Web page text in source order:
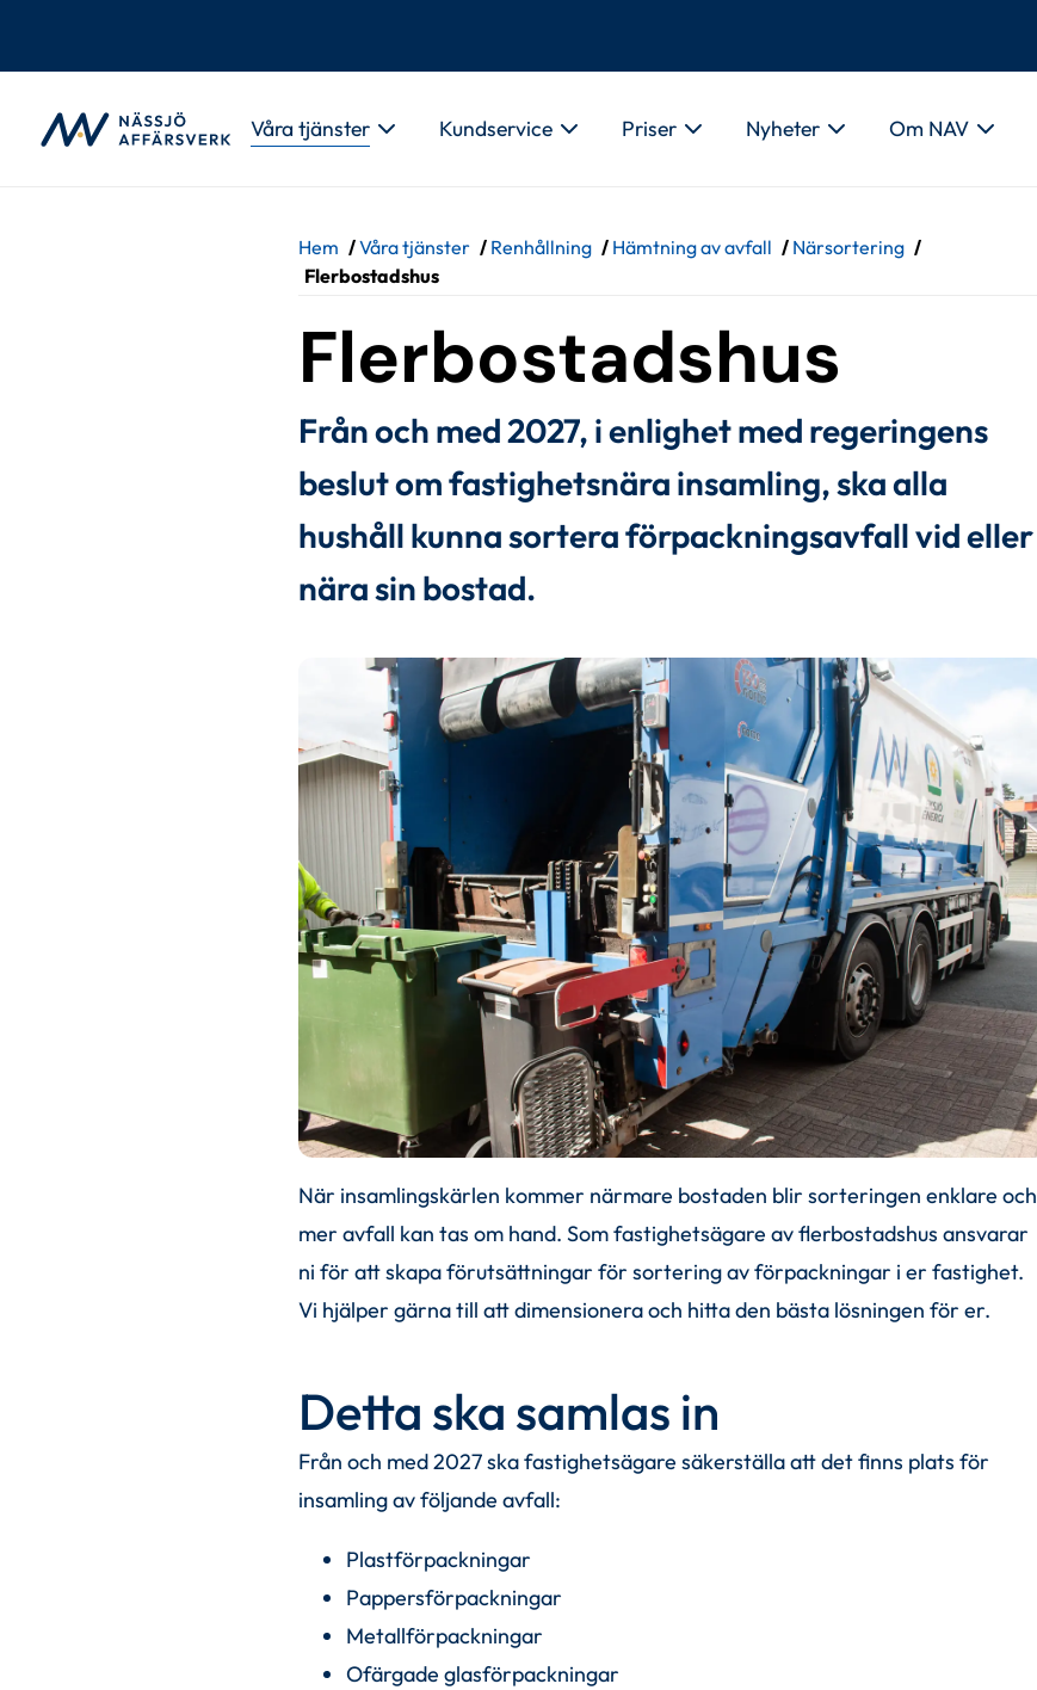
Våra tjänster Kundservice Priser Nyheter Om NAV
Hem /Våra tjänster / Renhållning / Hämtning av avfall / Närsortering /
Flerbostadshus
Flerbostadshus
Från och med 2027, i enlighet med regeringens
beslut om fastighetsnära insamling, ska alla
hushåll kunna sortera förpackningsavfall vid eller
nära sin bostad.
När insamlingskärlen kommer närmare bostaden blir sorteringen enklare och
mer avfall kan tas om hand. Som fastighetsägare av flerbostadshus ansvarar
ni för att skapa förutsättningar för sortering av förpackningar i er fastighet.
Vi hjälper gärna till att dimensionera och hitta den bästa lösningen för er.
Detta ska samlas in
Från och med 2027 ska fastighetsägare säkerställa att det finns plats för
insamling av följande avfall:
Plastförpackningar
Pappersförpackningar
Metallförpackningar
Ofärgade glasförpackningar